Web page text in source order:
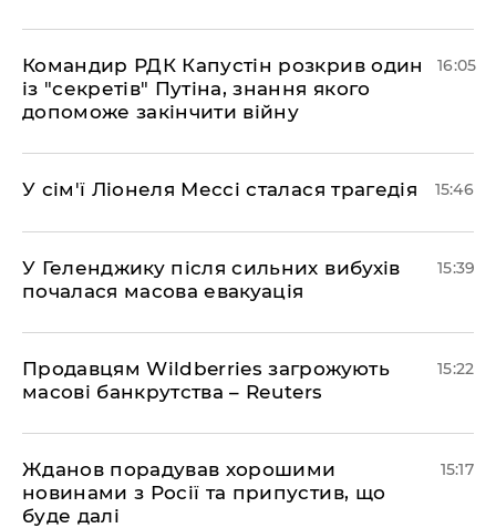
Командир РДК Капустін розкрив один
із "секретів" Путіна, знання якого
допоможе закінчити війну
16:05
У сім'ї Ліонеля Мессі сталася трагедія 15:46
У Геленджику після сильних вибухів
почалася масова евакуація
15:39
Продавцям Wildberries загрожують
масові банкрутства – Reuters
15:22
Жданов порадував хорошими
новинами з Росії та припустив, що
буде далі
15:17